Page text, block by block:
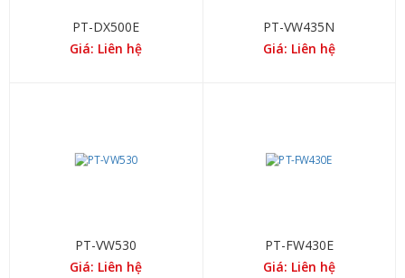
PT-DX500E
Giá: Liên hệ
PT-VW435N
Giá: Liên hệ
PT-VW530
Giá: Liên hệ
PT-FW430E
Giá: Liên hệ